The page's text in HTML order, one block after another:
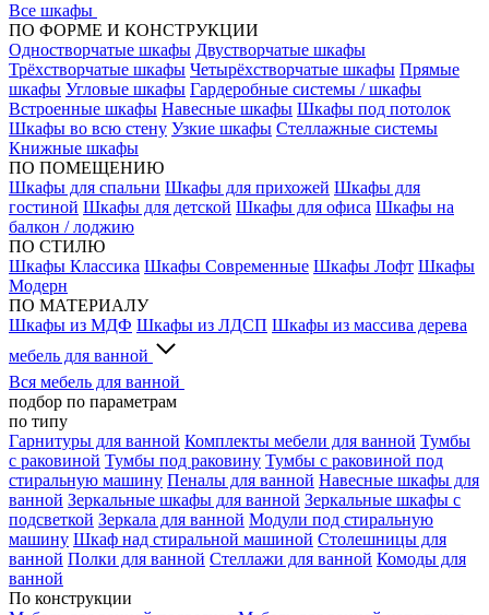
Все шкафы
ПО ФОРМЕ И КОНСТРУКЦИИ
Одностворчатые шкафы Двустворчатые шкафы
Трёхстворчатые шкафы Четырёхстворчатые шкафы Прямые
шкафы Угловые шкафы Гардеробные системы / шкафы
Встроенные шкафы Навесные шкафы Шкафы под потолок
Шкафы во всю стену Узкие шкафы Стеллажные системы
Книжные шкафы
ПО ПОМЕЩЕНИЮ
Шкафы для спальни Шкафы для прихожей Шкафы для
гостиной Шкафы для детской Шкафы для офиса Шкафы на
балкон / лоджию
ПО СТИЛЮ
Шкафы Классика Шкафы Современные Шкафы Лофт Шкафы
Модерн
ПО МАТЕРИАЛУ
Шкафы из МДФ Шкафы из ЛДСП Шкафы из массива дерева
мебель для ванной
Вся мебель для ванной
подбор по параметрам
по типу
Гарнитуры для ванной Комплекты мебели для ванной Тумбы
с раковиной Тумбы под раковину Тумбы с раковиной под
стиральную машину Пеналы для ванной Навесные шкафы для
ванной Зеркальные шкафы для ванной Зеркальные шкафы с
подсветкой Зеркала для ванной Модули под стиральную
машину Шкаф над стиральной машиной Столешницы для
ванной Полки для ванной Стеллажи для ванной Комоды для
ванной
По конструкции